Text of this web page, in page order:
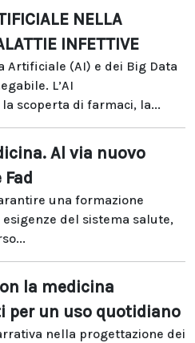
NELLA
INFETTIVE
Artificiale (AI) e dei Big Data
L’AI
scoperta di farmaci, la...
Al via nuovo
una formazione
del sistema salute,
la medicina
per un uso quotidiano
nella progettazione dei